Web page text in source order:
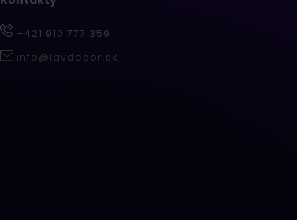
+421 910 777 359
info@lavdecor.sk